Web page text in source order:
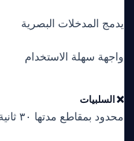
يدمج المدخلات البصرية
واجهة سهلة الاستخدام
❌ السلبيات
محدود بمقاطع مدتها ٣٠ ثانية